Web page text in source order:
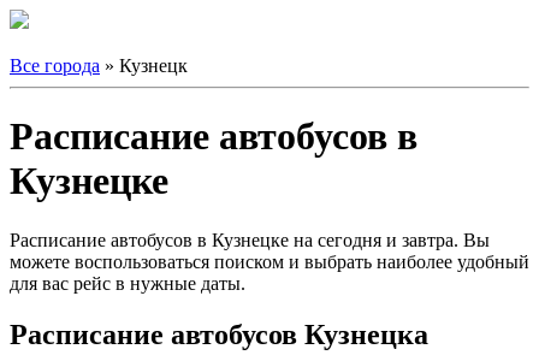
Все города » Кузнецк
Расписание автобусов в
Кузнецке
Расписание автобусов в Кузнецке на сегодня и завтра. Вы
можете воспользоваться поиском и выбрать наиболее удобный
для вас рейс в нужные даты.
Расписание автобусов Кузнецка